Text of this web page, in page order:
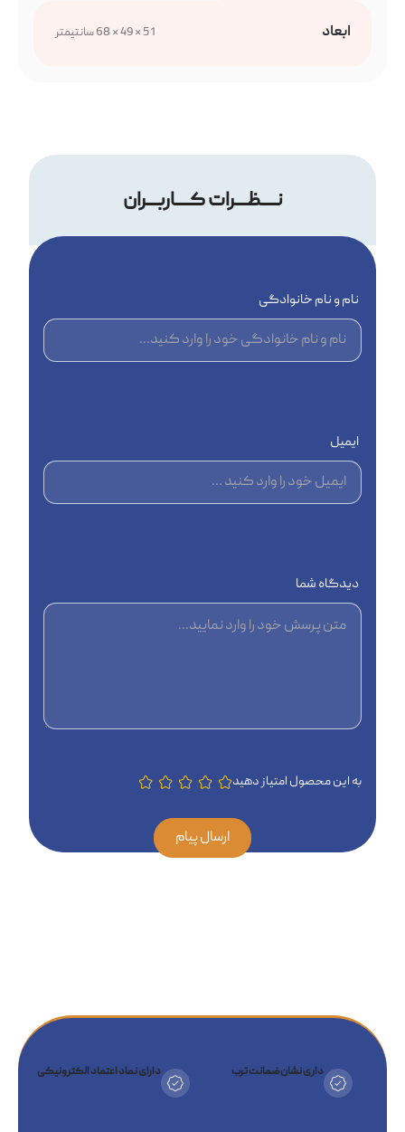
ابعاد 51 × 49 × 68 سانتیمتر
نــــظـــرات کــــاربـــران
نام و نام خانوادگی
ایمیل
دیدگاه شما
به این محصول امتیاز دهید
ارسال پیام
داری نشان ضمانت ترب دارای نماد اعتماد الکترونیکی